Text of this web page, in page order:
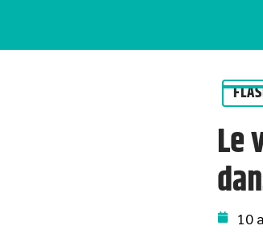
Le
10